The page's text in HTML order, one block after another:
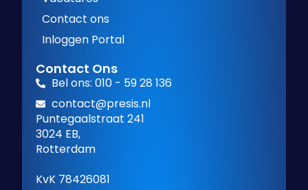
Contact ons
Inloggen Portal
Contact Ons
Bel ons: 010 - 59 28 136
contact@presis.nl
Puntegaalstraat 241
3024 EB,
Rotterdam
KvK 78426081